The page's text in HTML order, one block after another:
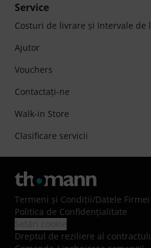
Service
Costuri de livrare şi Intervale de
Ajutor
Vouchers
Contactaţi-ne
Walk-in Store
Clasificare servicii
Termeni şi Condiţii/Datele Firmei
Politica de Confidenţialitate
Dreptul de reziliere al